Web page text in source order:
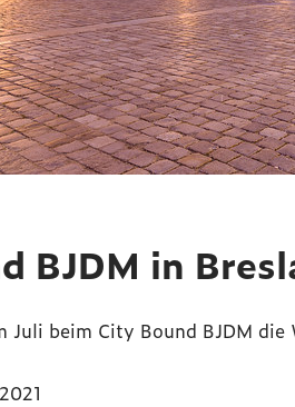
BJDM in
Juli beim City Bound BJDM